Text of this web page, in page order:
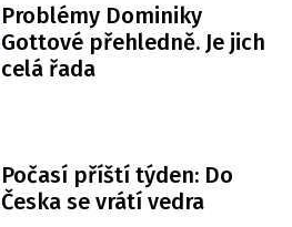
Problémy Dominiky
Gottové přehledně. Je jich
celá řada
Počasí příští týden: Do
Česka se vrátí vedra